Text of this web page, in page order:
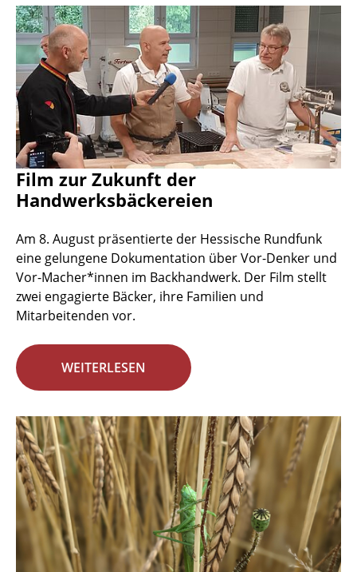
Film zur Zukunft der
Handwerksbäckereien
Am 8. August präsentierte der Hessische Rundfunk
eine gelungene Dokumentation über Vor-Denker und
Vor-Macher*innen im Backhandwerk. Der Film stellt
zwei engagierte Bäcker, ihre Familien und
Mitarbeitenden vor.
WEITERLESEN